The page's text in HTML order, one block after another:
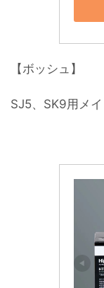
【ボッシュ】
SJ5、SK9用メ